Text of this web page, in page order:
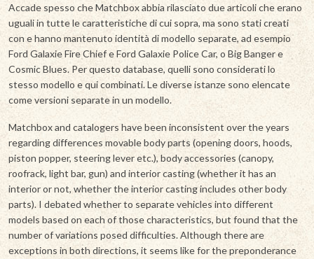
Accade spesso che Matchbox abbia rilasciato due articoli che erano
uguali in tutte le caratteristiche di cui sopra, ma sono stati creati
con e hanno mantenuto identità di modello separate, ad esempio
Ford Galaxie Fire Chief e Ford Galaxie Police Car, o Big Banger e
Cosmic Blues. Per questo database, quelli sono considerati lo
stesso modello e qui combinati. Le diverse istanze sono elencate
come versioni separate in un modello.
Matchbox and catalogers have been inconsistent over the years
regarding differences movable body parts (opening doors, hoods,
piston popper, steering lever etc.), body accessories (canopy,
roofrack, light bar, gun) and interior casting (whether it has an
interior or not, whether the interior casting includes other body
parts). I debated whether to separate vehicles into different
models based on each of those characteristics, but found that the
number of variations posed difficulties. Although there are
exceptions in both directions, it seems like for the preponderance